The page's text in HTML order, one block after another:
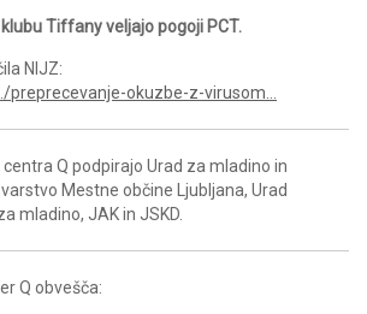
Tiffany veljajo pogoji PCT.
NIJZ:
okuzbe-z-virusom…
Q podpirajo Urad za mladino in
Mestne občine Ljubljana, Urad
mladino, JAK in JSKD.
Q obvešča: